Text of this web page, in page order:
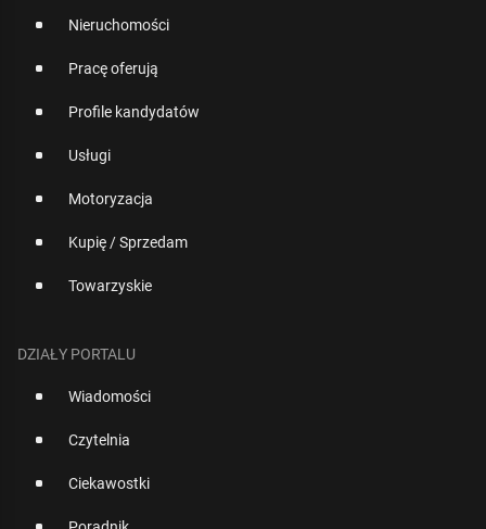
Nieruchomości
Pracę oferują
Profile kandydatów
Usługi
Motoryzacja
Kupię / Sprzedam
Towarzyskie
DZIAŁY PORTALU
Wiadomości
Czytelnia
Ciekawostki